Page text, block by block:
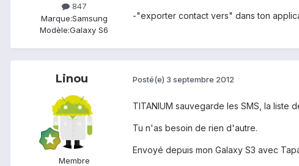
847
Marque:Samsung
Modèle:Galaxy S6
-"exporter contact vers" dans ton
Linou
Membre
Posté(e) 3 septembre 2012
TITANIUM sauvegarde les SMS, la liste
Tu n'as besoin de rien d'autre.
Envoyé depuis mon Galaxy S3 avec